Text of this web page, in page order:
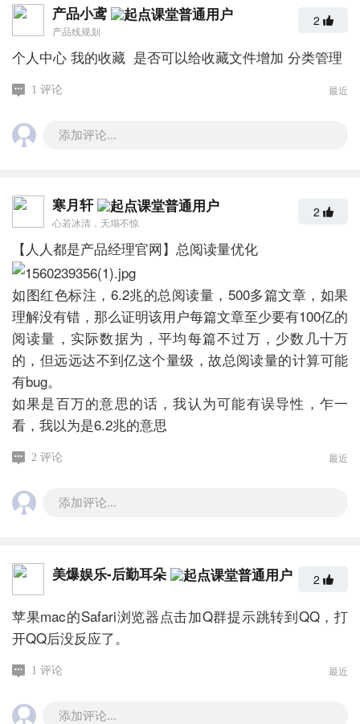
产品小鸢
产品线规划
2
个人中心 我的收藏 是否可以给收藏文件增加 分类管理
1 评论 最近
添加评论...
寒月轩
心若冰清，天塌不惊
2
【人人都是产品经理官网】总阅读量优化
如图红色标注，6.2兆的总阅读量，500多篇文章，如果
理解没有错，那么证明该用户每篇文章至少要有100亿的
阅读量，实际数据为，平均每篇不过万，少数几十万
的，但远远达不到亿这个量级，故总阅读量的计算可能
有bug。
如果是百万的意思的话，我认为可能有误导性，乍一
看，我以为是6.2兆的意思
2 评论 最近
添加评论...
美爆娱乐-后勤耳朵 2
苹果mac的Safari浏览器点击加Q群提示跳转到QQ，打
开QQ后没反应了。
1 评论 最近
添加评论...